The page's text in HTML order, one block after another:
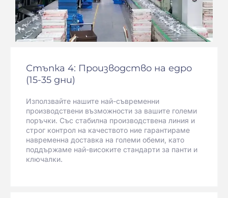
Стъпка 4: Производство на едро
(15-35 дни)
Използвайте нашите най-съвременни
производствени възможности за вашите големи
поръчки. Със стабилна производствена линия и
строг контрол на качеството ние гарантираме
навременна доставка на големи обеми, като
поддържаме най-високите стандарти за панти и
ключалки.